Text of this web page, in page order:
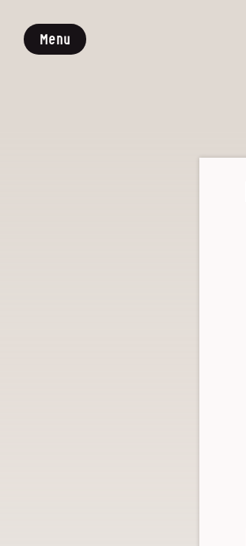
Menu